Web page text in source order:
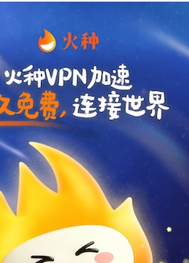
安全起到了积极的保